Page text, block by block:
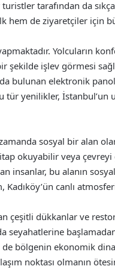
tarafından da
hem de ziyaretçiler için
Yolcuların
şekilde işlev görmesi
bulunan elektronik
tür yenilikler, İstanbul’un
zamanda sosyal bir alan
okuyabilir veya
insanlar, bu alanın
canlı
çeşitli dükkanlar ve
seyahatlerine
bölgenin ekonomik
noktası olmanın